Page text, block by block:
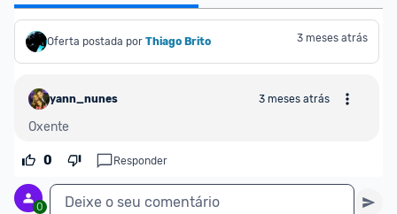
Oferta postada por Thiago Brito 3 meses atrás
yann_nunes 3 meses atrás
Oxente
0 Responder
0 Deixe o seu comentário